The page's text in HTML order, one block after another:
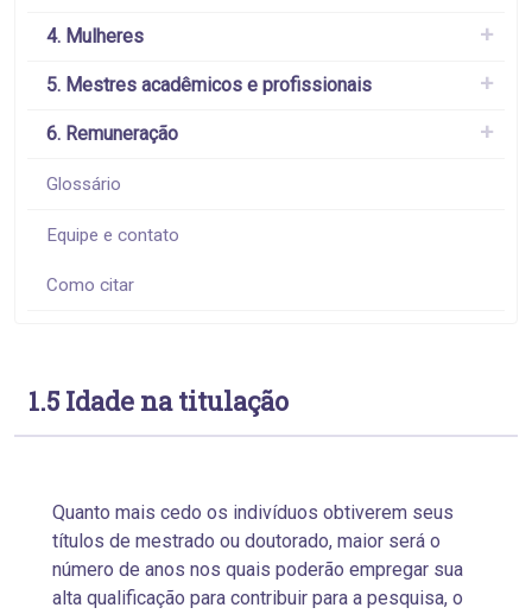
4. Mulheres
5. Mestres acadêmicos e profissionais
6. Remuneração
Glossário
Equipe e contato
Como citar
1.5 Idade na titulação
Quanto mais cedo os indivíduos obtiverem seus
títulos de mestrado ou doutorado, maior será o
número de anos nos quais poderão empregar sua
alta qualificação para contribuir para a pesquisa, o